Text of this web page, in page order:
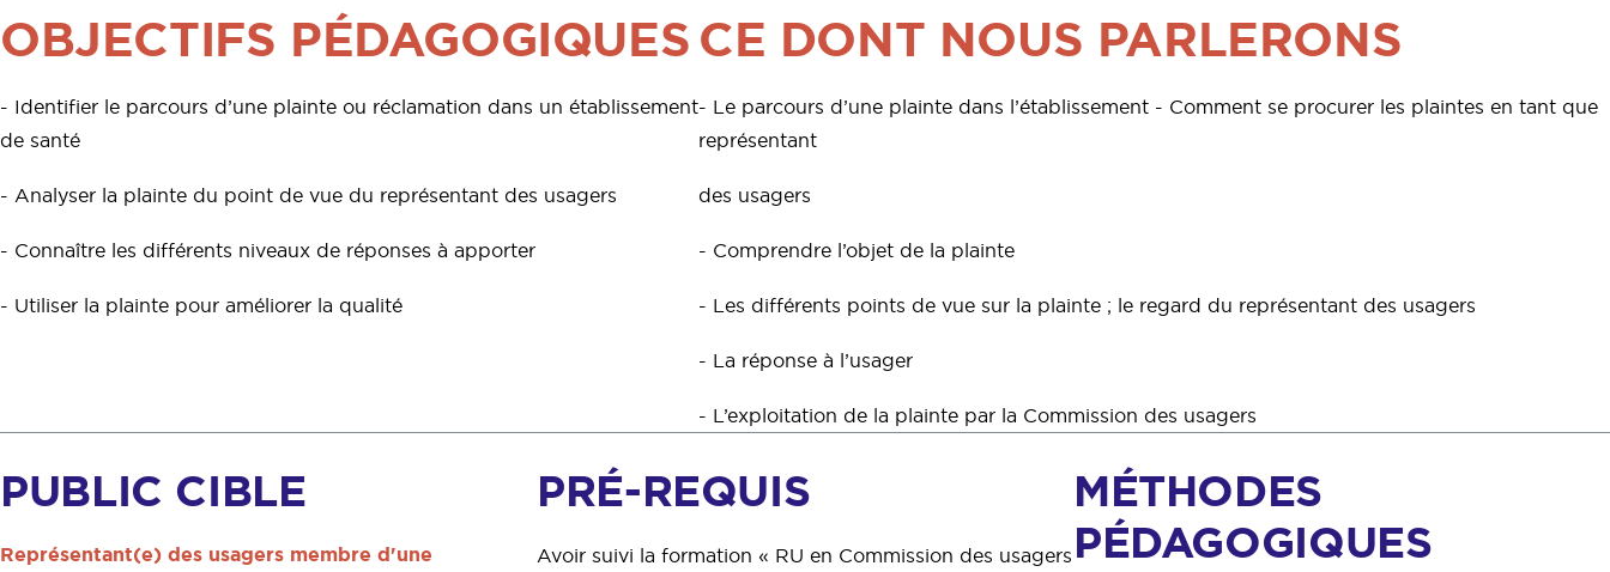
OBJECTIFS PÉDAGOGIQUES
- Identifier le parcours d’une plainte ou réclamation dans un établissement
de santé
- Analyser la plainte du point de vue du représentant des usagers
- Connaître les différents niveaux de réponses à apporter
- Utiliser la plainte pour améliorer la qualité
CE DONT NOUS PARLERONS
- Le parcours d’une plainte dans l’établissement - Comment se procurer les plaintes en tant que
représentant
des usagers
- Comprendre l’objet de la plainte
- Les différents points de vue sur la plainte ; le regard du représentant des usagers
- La réponse à l’usager
- L’exploitation de la plainte par la Commission des usagers
PUBLIC CIBLE
Représentant(e) des usagers membre d'une
PRÉ-REQUIS
Avoir suivi la formation « RU en Commission des usagers
MÉTHODES
PÉDAGOGIQUES